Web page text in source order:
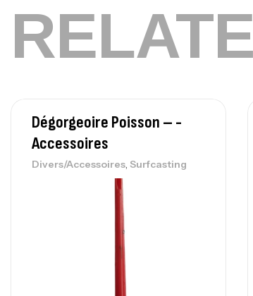
Dégorgeoire Poisson – -
Accessoires
Divers/Accessoires, Surfcasting